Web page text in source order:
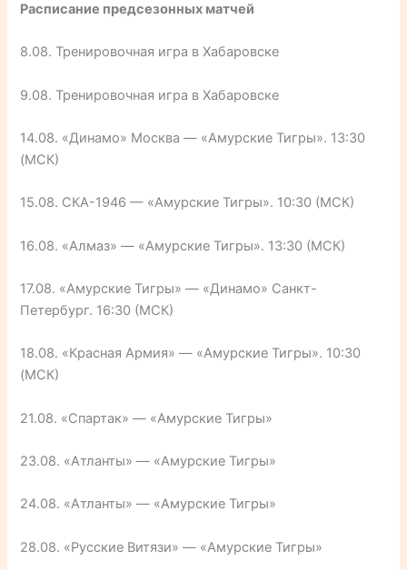
Расписание предсезонных матчей
8.08. Тренировочная игра в Хабаровске
9.08. Тренировочная игра в Хабаровске
14.08. «Динамо» Москва — «Амурские Тигры». 13:30
(МСК)
15.08. СКА-1946 — «Амурские Тигры». 10:30 (МСК)
16.08. «Алмаз» — «Амурские Тигры». 13:30 (МСК)
17.08. «Амурские Тигры» — «Динамо» Санкт-
Петербург. 16:30 (МСК)
18.08. «Красная Армия» — «Амурские Тигры». 10:30
(МСК)
21.08. «Спартак» — «Амурские Тигры»
23.08. «Атланты» — «Амурские Тигры»
24.08. «Атланты» — «Амурские Тигры»
28.08. «Русские Витязи» — «Амурские Тигры»